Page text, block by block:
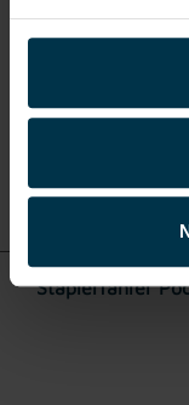
Staplerfahrer